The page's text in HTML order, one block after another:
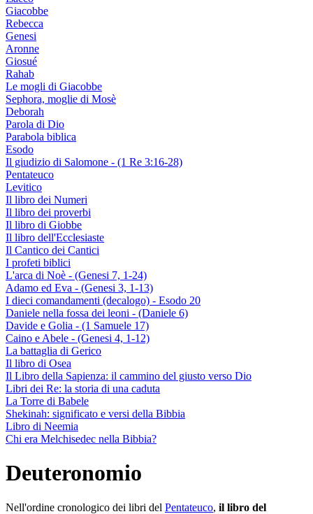
Giacobbe
Rebecca
Genesi
Aronne
Giosué
Rahab
Le mogli di Giacobbe
Sephora, moglie di Mosè
Deborah
Parola di Dio
Parabola biblica
Esodo
Il giudizio di Salomone - (1 Re 3:16-28)
Pentateuco
Levitico
Il libro dei Numeri
Il libro dei proverbi
Il libro di Giobbe
Il libro dell'Ecclesiaste
Il Cantico dei Cantici
I profeti biblici
L'arca di Noè - (Genesi 7, 1-24)
Adamo ed Eva - (Genesi 3, 1-13)
I dieci comandamenti (decalogo) - Esodo 20
Daniele nella fossa dei leoni - (Daniele 6)
Davide e Golia - (1 Samuele 17)
Caino e Abele - (Genesi 4, 1-12)
La battaglia di Gerico
Il libro di Osea
Il Libro della Sapienza: il cammino del giusto verso Dio
Libri dei Re: la storia di una caduta
La Torre di Babele
Shekinah: significato e versi della Bibbia
Libro di Neemia
Chi era Melchisedec nella Bibbia?
Deuteronomio
Nell'ordine cronologico dei libri del Pentateuco, il libro del